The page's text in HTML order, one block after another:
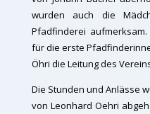
wurden auch die
Pfadfinderei
für die erste
Öhri die Leitung des
Die Stunden und Anlässe
von Leonhard Oehri